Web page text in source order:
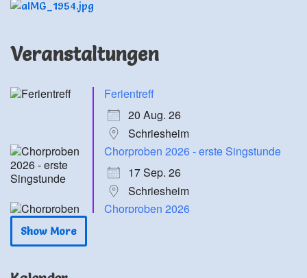
Veranstaltungen
Ferientreff
20 Aug. 26
Schriesheim
Chorproben 2026 - erste Singstunde
17 Sep. 26
Schriesheim
Chorproben 2026
Show More